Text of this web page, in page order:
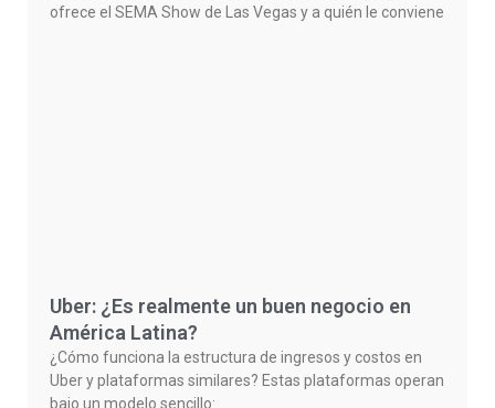
ofrece el SEMA Show de Las Vegas y a quién le conviene
Uber: ¿Es realmente un buen negocio en
América Latina?
¿Cómo funciona la estructura de ingresos y costos en
Uber y plataformas similares? Estas plataformas operan
bajo un modelo sencillo: